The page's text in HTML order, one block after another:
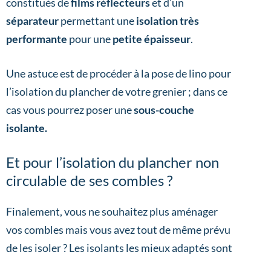
séparateurpermettant uneisolation très
performante pour unepetite épaisseur.
Une astuce est de procéder à la pose de lino pour
l’isolation du plancher de votre grenier ; dans ce
cas vous pourrez poser unesous-couche
isolante.
Et pour l’isolation du plancher non
circulable de ses combles ?
Finalement, vous ne souhaitez plus aménager
vos combles mais vous avez tout de même prévu
de les isoler ? Les isolants les mieux adaptés sont